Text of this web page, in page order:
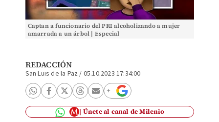
Captan a funcionario del PRI alcoholizando a mujer
amarrada a un árbol | Especial
REDACCIÓN
San Luis de la Paz / 05.10.2023 17:34:00
Únete al canal de Milenio